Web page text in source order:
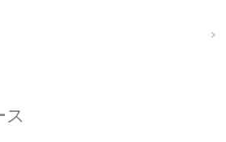
ス